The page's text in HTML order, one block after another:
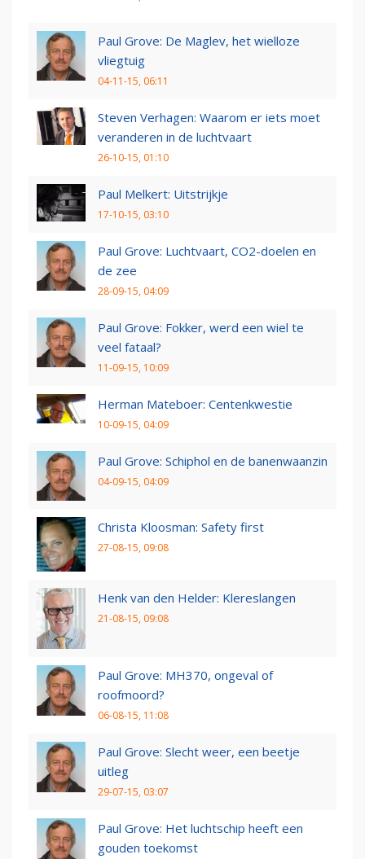
Paul Grove: De Maglev, het wielloze
vliegtuig
04-11-15, 06:11
Steven Verhagen: Waarom er iets moet
veranderen in de luchtvaart
26-10-15, 01:10
Paul Melkert: Uitstrijkje
17-10-15, 03:10
Paul Grove: Luchtvaart, CO2-doelen en
de zee
28-09-15, 04:09
Paul Grove: Fokker, werd een wiel te
veel fataal?
11-09-15, 10:09
Herman Mateboer: Centenkwestie
10-09-15, 04:09
Paul Grove: Schiphol en de banenwaanzin
04-09-15, 04:09
Christa Kloosman: Safety first
27-08-15, 09:08
Henk van den Helder: Klereslangen
21-08-15, 09:08
Paul Grove: MH370, ongeval of
roofmoord?
06-08-15, 11:08
Paul Grove: Slecht weer, een beetje
uitleg
29-07-15, 03:07
Paul Grove: Het luchtschip heeft een
gouden toekomst